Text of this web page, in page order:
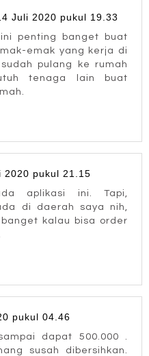
Juli 2020 pukul 19.33
penting banget buat
emak yang kerja di
pulang ke rumah
tenaga lain buat
2020 pukul 21.15
aplikasi ini. Tapi,
di daerah saya nih,
kalau bisa order
pukul 04.46
dapat 500.000 .
susah dibersihkan.